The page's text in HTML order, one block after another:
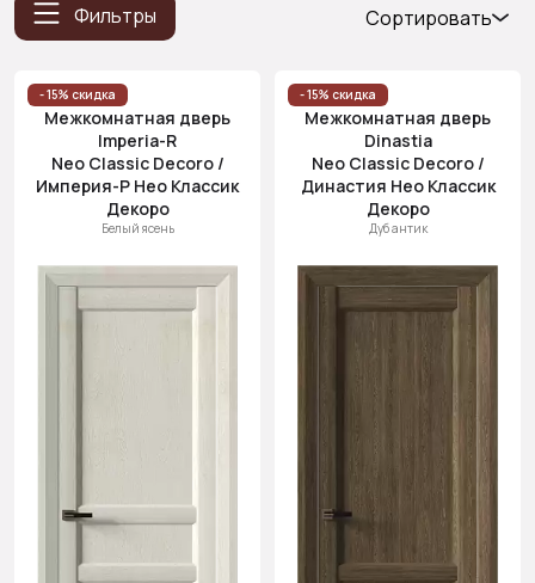
Фильтры
Сортировать
Цена
(возр.)
Цена (убыв.)
Cначала
новинки
скидки
- 15% скидка
Межкомнатная дверь
Imperia-R
Neo Classic Decoro /
Империя-Р Нео Классик
Декоро
Белый ясень
- 15% скидка
Межкомнатная дверь
Dinastia
Neo Classic Decoro /
Династия Нео Классик
Декоро
Дуб антик